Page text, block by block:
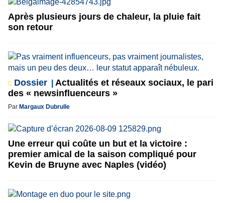
Après plusieurs jours de chaleur, la pluie fait
son retour
Dossier
Actualités et réseaux sociaux, le pari
des « newsinfluenceurs »
Par Margaux Dubrulle
Une erreur qui coûte un but et la victoire :
premier amical de la saison compliqué pour
Kevin de Bruyne avec Naples (vidéo)